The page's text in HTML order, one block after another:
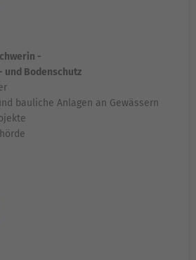
-
und Bodenschutz
bauliche Anlagen an Gewässern